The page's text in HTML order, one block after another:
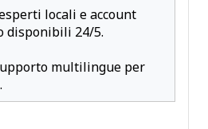
locali e account
disponibili 24/5.
multilingue per